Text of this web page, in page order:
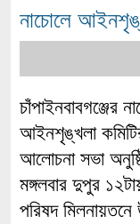
নাচোলে
চাঁপাইনবাবগঞ্জের
আইনশৃঙ্খলা
আলোচনা সভা
মঙ্গলবার দুপুর
পরিষদ